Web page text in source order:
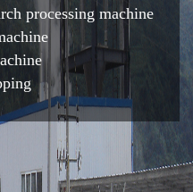
processing machine